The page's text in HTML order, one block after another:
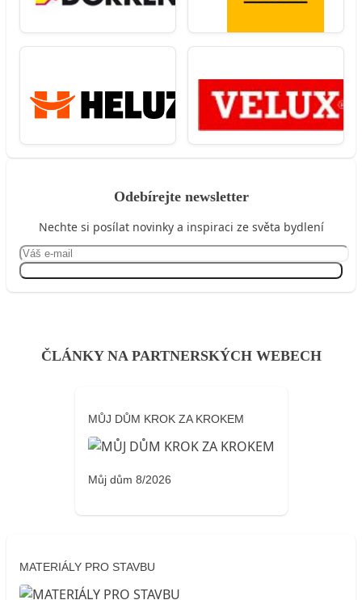
Odebírejte newsletter
Nechte si posílat novinky a inspiraci ze světa bydlení
ČLÁNKY NA PARTNERSKÝCH WEBECH
MŮJ DŮM KROK ZA KROKEM
Můj dům 8/2026
MATERIÁLY PRO STAVBU